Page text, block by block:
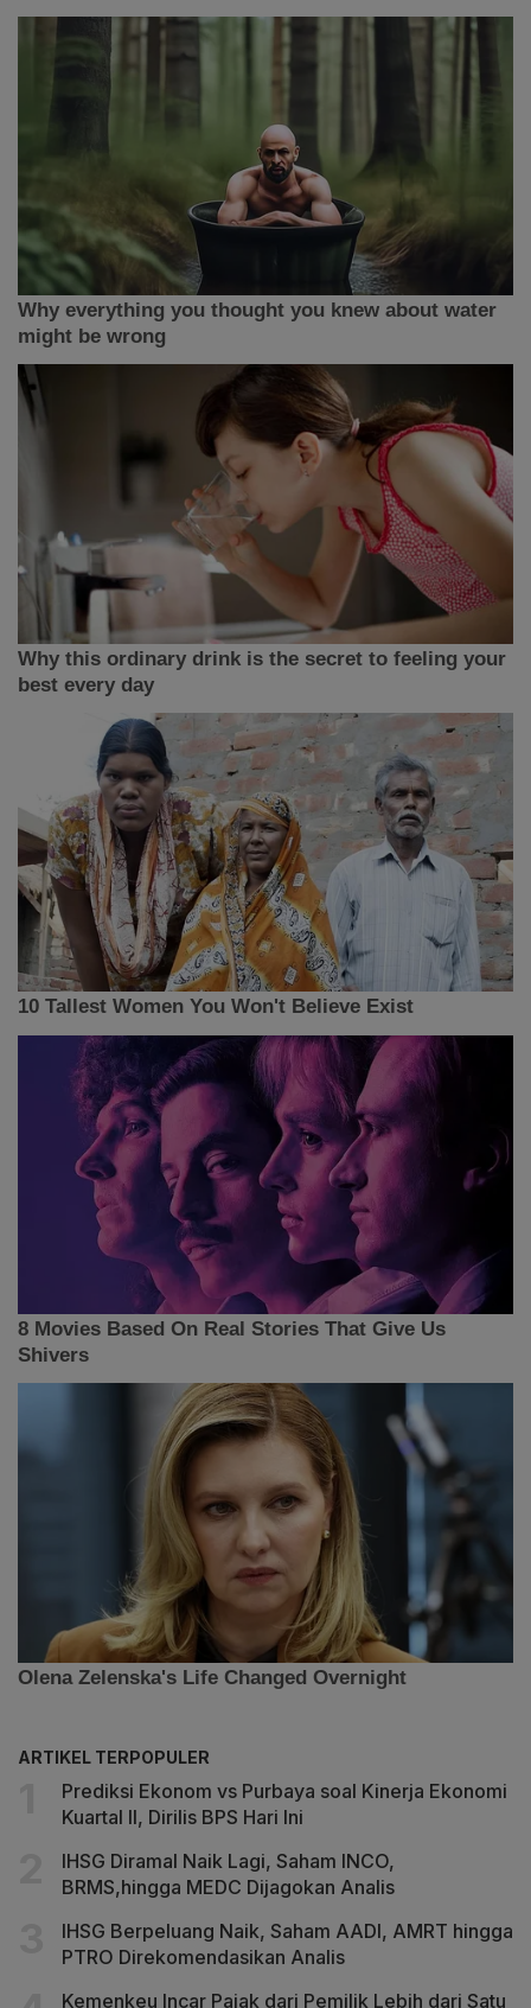
ARTIKEL TERPOPULER
Prediksi Ekonom vs Purbaya soal Kinerja Ekonomi
Kuartal II, Dirilis BPS Hari Ini
IHSG Diramal Naik Lagi, Saham INCO,
BRMS,hingga MEDC Dijagokan Analis
IHSG Berpeluang Naik, Saham AADI, AMRT hingga
PTRO Direkomendasikan Analis
Kemenkeu Incar Pajak dari Pemilik Lebih dari Satu